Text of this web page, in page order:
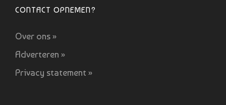
CONTACT OPNEMEN?
Over ons »
Adverteren »
Privacy statement »